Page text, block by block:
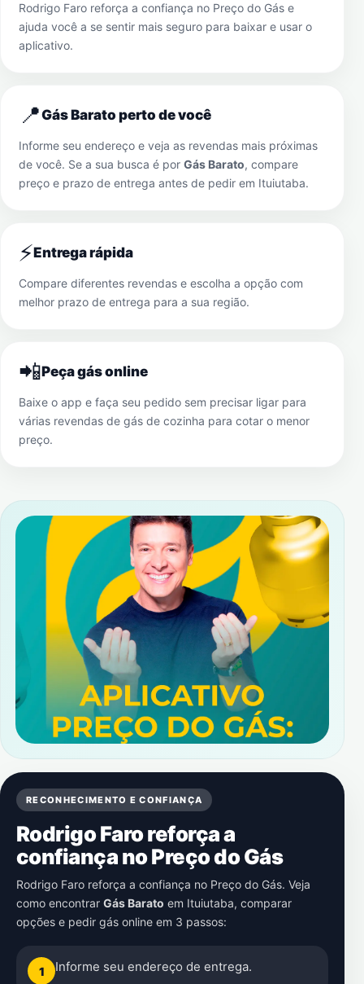
Rodrigo Faro reforça a confiança no Preço do Gás e
ajuda você a se sentir mais seguro para baixar e usar o
aplicativo.
📍Gás Barato perto de você
Informe seu endereço e veja as revendas mais próximas
de você. Se a sua busca é por Gás Barato, compare
preço e prazo de entrega antes de pedir em Ituiutaba.
⚡Entrega rápida
Compare diferentes revendas e escolha a opção com
melhor prazo de entrega para a sua região.
📲Peça gás online
Baixe o app e faça seu pedido sem precisar ligar para
várias revendas de gás de cozinha para cotar o menor
preço.
RECONHECIMENTO E CONFIANÇA
Rodrigo Faro reforça a
confiança no Preço do Gás
Rodrigo Faro reforça a confiança no Preço do Gás. Veja
como encontrar Gás Barato em Ituiutaba, comparar
opções e pedir gás online em 3 passos:
1 Informe seu endereço de entrega.